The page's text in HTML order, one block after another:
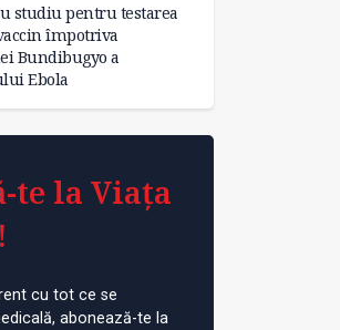
studiu pentru testarea
împotriva
Bundibugyo a
Ebola
te la Viața
cu tot ce se
abonează-te la